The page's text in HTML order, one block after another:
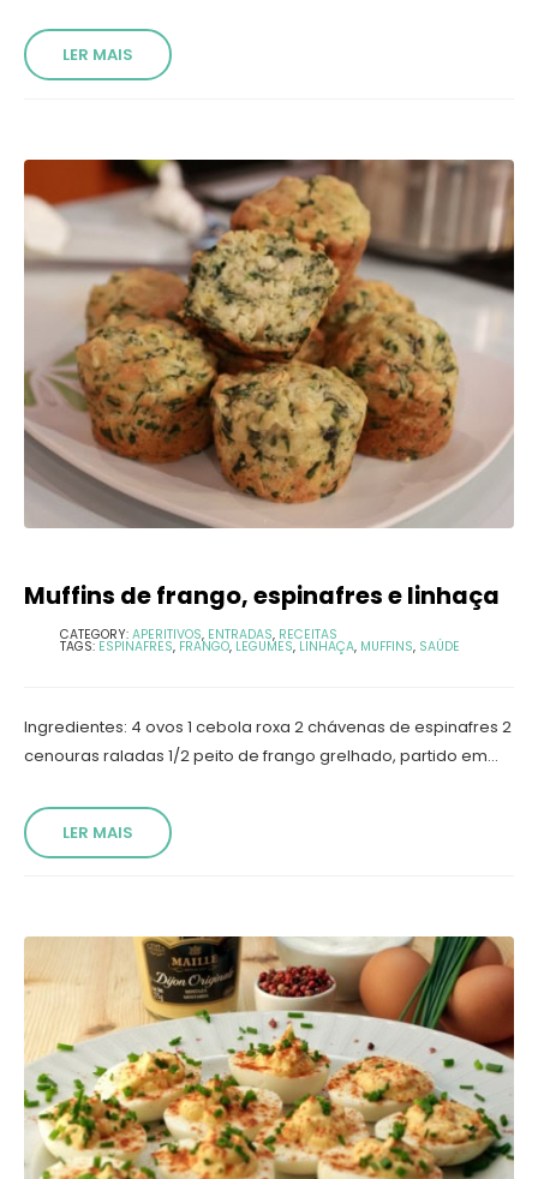
LER MAIS
Muffins de frango, espinafres e linhaça
CATEGORY: APERITIVOS, ENTRADAS, RECEITAS
TAGS: ESPINAFRES, FRANGO, LEGUMES, LINHAÇA, MUFFINS, SAÚDE
Ingredientes: 4 ovos 1 cebola roxa 2 chávenas de espinafres 2
cenouras raladas 1/2 peito de frango grelhado, partido em...
LER MAIS